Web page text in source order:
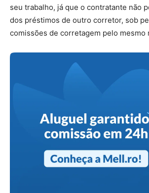
seu trabalho, já que o contratante não
dos préstimos de outro corretor, sob
comissões de corretagem pelo mesmo